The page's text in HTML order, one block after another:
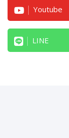
เจรจาใช้เวลาน
หาวิทยาลัยได้ส่ง
างละเอียด รว
Youtube
LINE